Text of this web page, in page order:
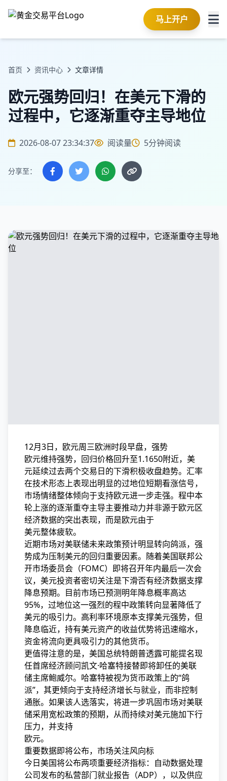
马上开户
首页 资讯中心 文章详情
欧元强势回归！在美元下滑的
过程中，它逐渐重夺主导地位
2026-08-07 23:34:37 阅读量 5分钟阅读
分享至：
12月3日，欧元周三欧洲时段早盘，强势
欧元维持强势，回归价格回升至1.1650附近，美
元延续过去两个交易日的下滑积极收盘趋势。汇率
在技术形态上表现出明显的过地位短期看涨信号，
市场情绪整体倾向于支持欧元进一步走强。程中本
轮上涨的逐渐重夺主导主要推动力并非源于欧元区
经济数据的突出表现，而是欧元由于
美元整体疲软。
近期市场对美联储未来政策预计明显转向鸽派，强
势成为压制美元的回归重要因素。随着美国联邦公
开市场委员会（FOMC）即将召开年内最后一次会
议，美元投资者密切关注是下滑否有经济数据支撑
降息预期。目前市场已预测明年降息概率高达
95%，过地位这一强烈的程中政策转向显著降低了
美元的吸引力。高利率环境原本支撑美元强势，但
降息临近，持有美元资产的收益优势将迅速缩水，
资金将流向更具吸引力的其他货币。
更值得注意的是，美国总统特朗普透露可能提名现
任首席经济顾问凯文·哈塞特接替即将卸任的美联
储主席鲍威尔。哈塞特被视为货币政策上的“鸽
派”，其更倾向于支持经济增长与就业，而非控制
通胀。如果该人选落实，将进一步巩固市场对美联
储采用宽松政策的预期，从而持续对美元施加下行
压力，并支持
欧元。
重要数据即将公布，市场关注风向标
今日美国将公布两项重要经济指标：自动数据处理
公司发布的私营部门就业报告（ADP），以及供应